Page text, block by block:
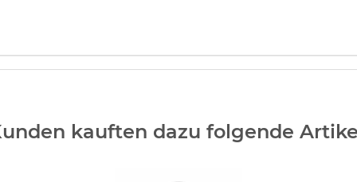
kauften dazu folgende